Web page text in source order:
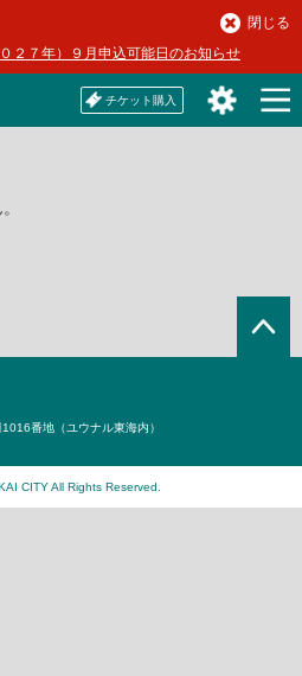
２７年）９月申込可能日のお知らせ
閉じる
チケット購入
番地（ユウナル東海内）
CITY All Rights Reserved.